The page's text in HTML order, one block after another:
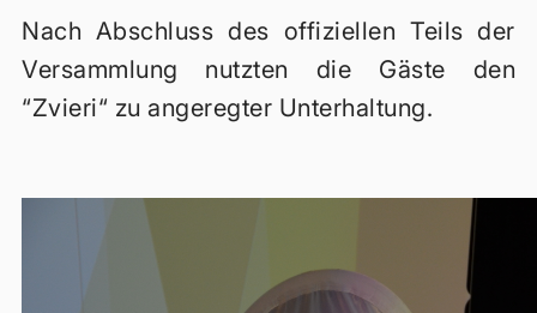
Nach Abschluss des offiziellen Teils der
Versammlung nutzten die Gäste den
“Zvieri“ zu angeregter Unterhaltung.